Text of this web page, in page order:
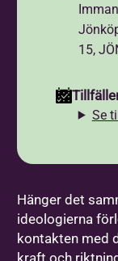
15,
Se
Hänger det
ideologierna
kontakten med
kraft och